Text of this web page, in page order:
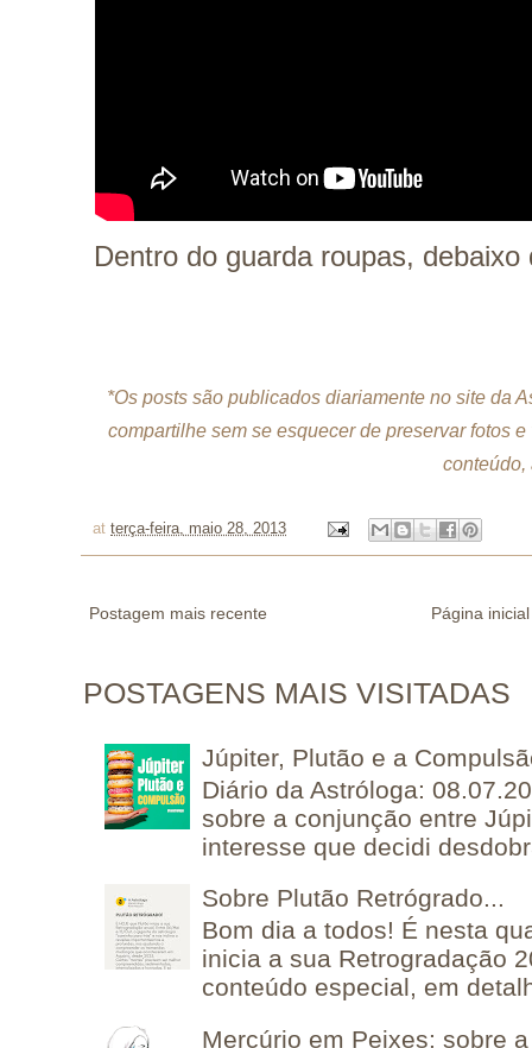
Dentro do guarda roupas, debaixo
*Os posts são publicados diariamente no site da
compartilhe sem se esquecer de preservar fotos
conteúdo,
at terça-feira, maio 28, 2013
Postagem mais recente Página inicial
POSTAGENS MAIS VISITADAS
Júpiter, Plutão e a
Diário da Astróloga:
sobre a conjunção entre
interesse que decidi
Sobre Plutão Retrógrado...
Bom dia a todos! É nesta
inicia a sua Retrogradação
conteúdo especial, em
Mercúrio em Peixes: sobre